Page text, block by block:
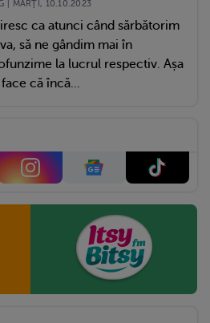
| MARŢI, 10.10.2023
ca atunci când sărbătorim
să ne gândim mai în
la lucrul respectiv. Așa
că încă...